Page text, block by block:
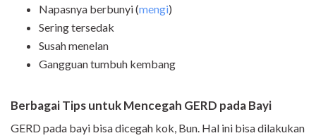
Napasnya berbunyi (mengi)
Sering tersedak
Susah menelan
Gangguan tumbuh kembang
Berbagai Tips untuk Mencegah GERD pada Bayi
GERD pada bayi bisa dicegah kok, Bun. Hal ini bisa dilakukan